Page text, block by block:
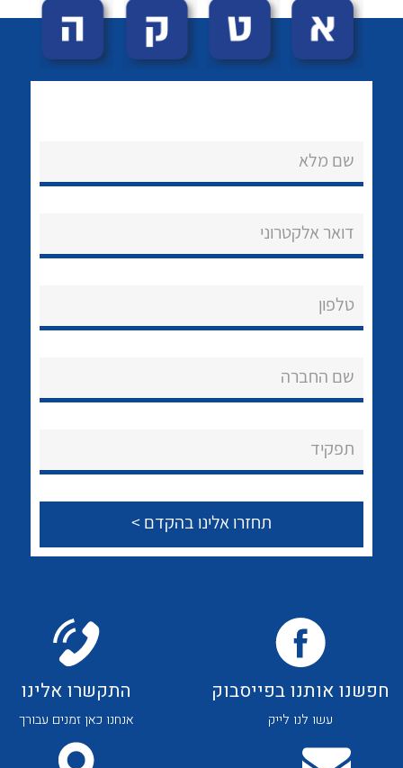
הצוות שלנו
שירותי תמיכה
לכל מוצרי היצרן לכל מוצרי היצרן
לכל מוצרי היצרן לכל מוצרי היצרן
שם מלא
דואר אלקטרוני
טלפון
שם החברה
תפקיד
חפשנו אותנו בפייסבוק
עשו לנו לייק
התקשרו אלינו
אנחנו כאן זמנים עבורך